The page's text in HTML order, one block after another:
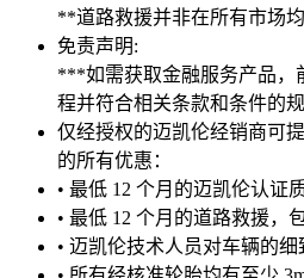
**道路救援并非在所有市场
免责声明:
***如需获取金融服务产品，
程并符合相关条款和条件的规
仅经授权的迈凯伦经销商可
的所有优惠：
• 最低 12 个月的迈凯伦认证
• 最低 12 个月的道路救援，
• 迈凯伦技术人员对车辆的细